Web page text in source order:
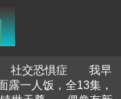
社交恐惧症
我早
露一人饭，全13集，